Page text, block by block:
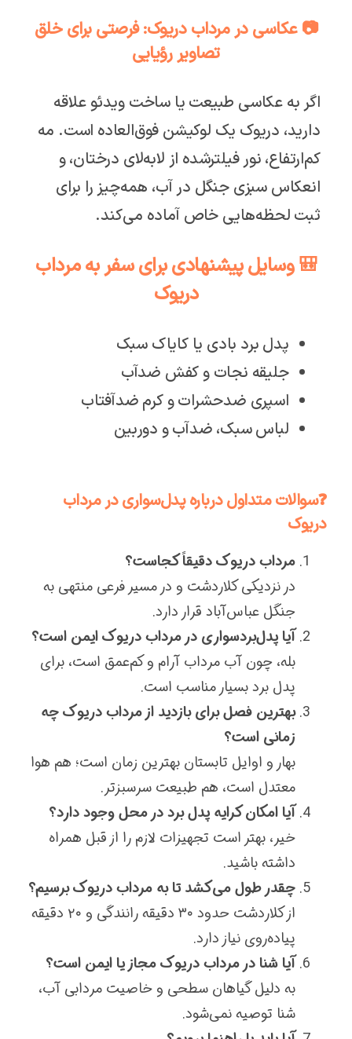
📷 عکاسی در مرداب دریوک: فرصتی برای خلق
تصاویر رؤیایی
اگر به عکاسی طبیعت یا ساخت ویدئو علاقه
دارید، دریوک یک لوکیشن فوق‌العاده است. مه
کم‌ارتفاع، نور فیلترشده از لابه‌لای درختان، و
انعکاس سبزی جنگل در آب، همه‌چیز را برای
ثبت لحظه‌هایی خاص آماده می‌کند.
🎒 وسایل پیشنهادی برای سفر به مرداب
دریوک
پدل برد بادی یا کایاک سبک
جلیقه نجات و کفش ضدآب
اسپری ضدحشرات و کرم ضدآفتاب
لباس سبک، ضدآب و دوربین
❓سوالات متداول درباره پدل‌سواری در مرداب
دریوک
مرداب دریوک دقیقاً کجاست؟
در نزدیکی کلاردشت و در مسیر فرعی منتهی به
جنگل عباس‌آباد قرار دارد.
آیا پدل‌بردسواری در مرداب دریوک ایمن است؟
بله، چون آب مرداب آرام و کم‌عمق است، برای
پدل برد بسیار مناسب است.
بهترین فصل برای بازدید از مرداب دریوک چه
زمانی است؟
بهار و اوایل تابستان بهترین زمان است؛ هم هوا
معتدل است، هم طبیعت سرسبزتر.
آیا امکان کرایه پدل برد در محل وجود دارد؟
خیر، بهتر است تجهیزات لازم را از قبل همراه
داشته باشید.
چقدر طول می‌کشد تا به مرداب دریوک برسیم؟
از کلاردشت حدود ۳۰ دقیقه رانندگی و ۲۰ دقیقه
پیاده‌روی نیاز دارد.
آیا شنا در مرداب دریوک مجاز یا ایمن است؟
به دلیل گیاهان سطحی و خاصیت مردابی آب،
شنا توصیه نمی‌شود.